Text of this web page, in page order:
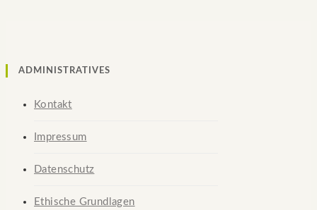
ADMINISTRATIVES
Kontakt
Impressum
Datenschutz
Ethische Grundlagen